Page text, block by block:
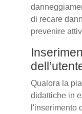
di recare
prevenire
Qualora la
didattiche in
l'inserimento